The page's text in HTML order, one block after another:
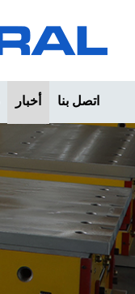
أخبار اتصل بنا